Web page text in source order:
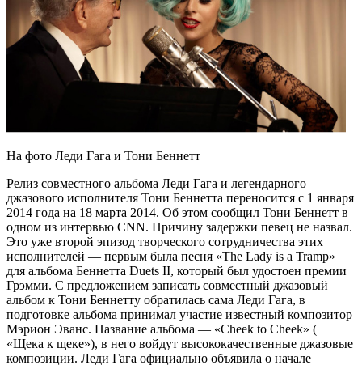
На фото Леди Гага и Тони Беннетт
Релиз совместного альбома Леди Гага и легендарного
джазового исполнителя Тони Беннетта переносится с 1 января
2014 года на 18 марта 2014. Об этом сообщил Тони Беннетт в
одном из интервью CNN. Причину задержки певец не назвал.
Это уже второй эпизод творческого сотрудничества этих
исполнителей — первым была песня «The Lady is a Tramp»
для альбома Беннетта Duets II, который был удостоен премии
Грэмми. С предложением записать совместный джазовый
альбом к Тони Беннетту обратилась сама Леди Гага, в
подготовке альбома принимал участие известный композитор
Мэрион Эванс. Название альбома — «Cheek to Cheek» (
«Щека к щеке»), в него войдут высококачественные джазовые
композиции. Леди Гага официально объявила о начале